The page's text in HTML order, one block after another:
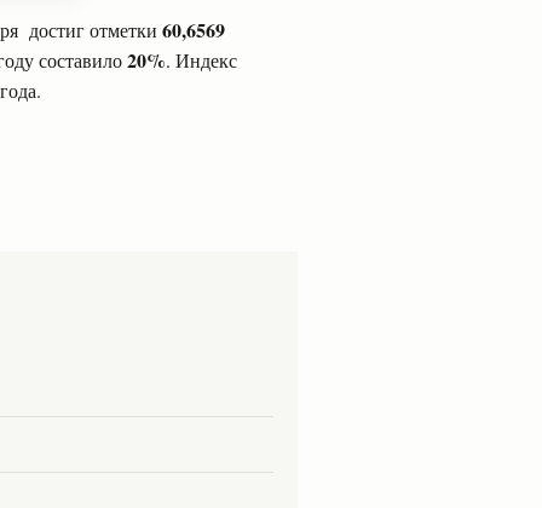
достиг отметки 60,6569
составило20%. Индекс